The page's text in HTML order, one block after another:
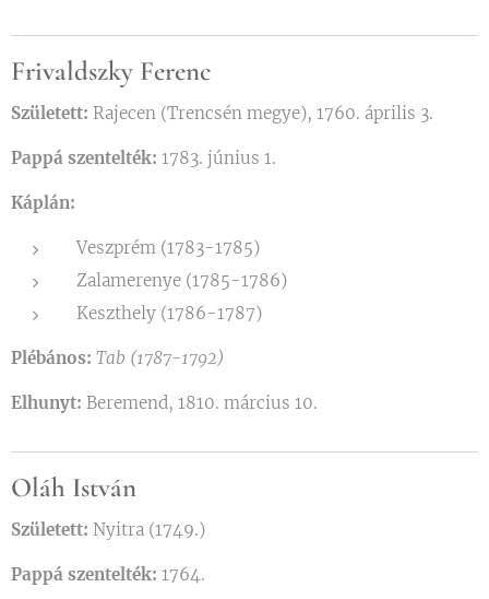
Frivaldszky Ferenc
Született: Rajecen (Trencsén megye), 1760. április 3.
Pappá szentelték: 1783. június 1.
Káplán:
Veszprém (1783-1785)
Zalamerenye (1785-1786)
Keszthely (1786-1787)
Plébános: Tab (1787-1792)
Elhunyt: Beremend, 1810. március 10.
Oláh István
Született: Nyitra (1749.)
Pappá szentelték: 1764.